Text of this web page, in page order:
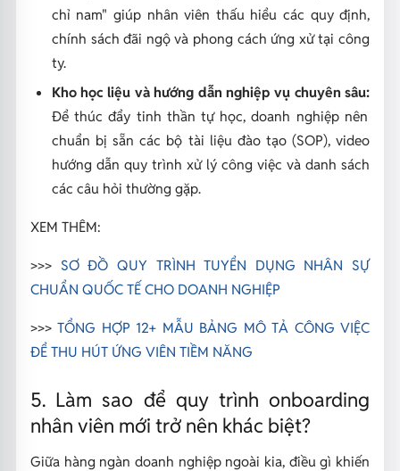
chỉ nam" giúp nhân viên thấu hiểu các quy định,
chính sách đãi ngộ và phong cách ứng xử tại công
ty.
Kho học liệu và hướng dẫn nghiệp vụ chuyên sâu:
Để thúc đẩy tinh thần tự học, doanh nghiệp nên
chuẩn bị sẵn các bộ tài liệu đào tạo (SOP), video
hướng dẫn quy trình xử lý công việc và danh sách
các câu hỏi thường gặp.
XEM THÊM:
>>> SƠ ĐỒ QUY TRÌNH TUYỂN DỤNG NHÂN SỰ
CHUẨN QUỐC TẾ CHO DOANH NGHIỆP
>>>TỔNG HỢP 12+ MẪU BẢNG MÔ TẢ CÔNG VIỆC
ĐỂ THU HÚT ỨNG VIÊN TIỀM NĂNG
5. Làm sao để quy trình onboarding
nhân viên mới trở nên khác biệt?
Giữa hàng ngàn doanh nghiệp ngoài kia, điều gì khiến